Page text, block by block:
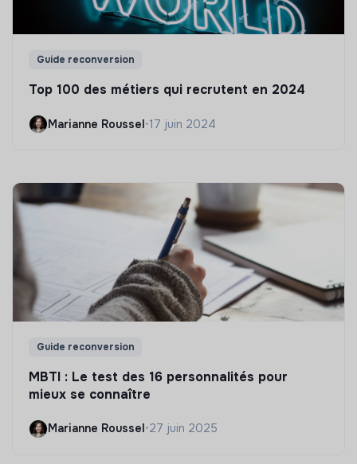
Guide reconversion
Top 100 des métiers qui recrutent en 2024
Marianne Roussel•17 juin 2024
Guide reconversion
MBTI : Le test des 16 personnalités pour
mieux se connaître
Marianne Roussel •27 juin 2025